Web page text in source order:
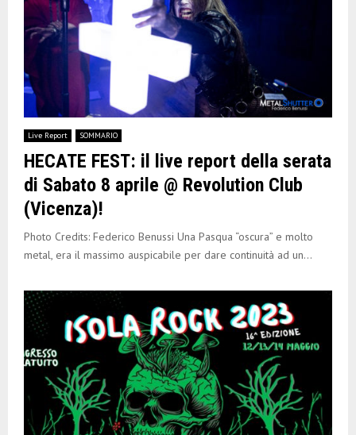
Live Report SOMMARIO
HECATE FEST: il live report della serata
di Sabato 8 aprile @ Revolution Club
(Vicenza)!
Photo Credits: Federico Benussi Una Pasqua “oscura” e molto
metal, era il massimo auspicabile per dare continuità ad un...